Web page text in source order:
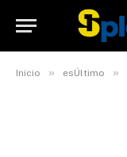
Inicio » esÚltimo »